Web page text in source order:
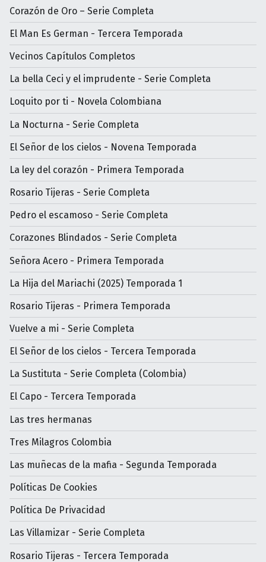
Corazón de Oro – Serie Completa
El Man Es German - Tercera Temporada
Vecinos Capítulos Completos
La bella Ceci y el imprudente - Serie Completa
Loquito por ti - Novela Colombiana
La Nocturna - Serie Completa
El Señor de los cielos - Novena Temporada
La ley del corazón - Primera Temporada
Rosario Tijeras - Serie Completa
Pedro el escamoso - Serie Completa
Corazones Blindados - Serie Completa
Señora Acero - Primera Temporada
La Hija del Mariachi (2025) Temporada 1
Rosario Tijeras - Primera Temporada
Vuelve a mi - Serie Completa
El Señor de los cielos - Tercera Temporada
La Sustituta - Serie Completa (Colombia)
El Capo - Tercera Temporada
Las tres hermanas
Tres Milagros Colombia
Las muñecas de la mafia - Segunda Temporada
Políticas De Cookies
Política De Privacidad
Las Villamizar - Serie Completa
Rosario Tijeras - Tercera Temporada